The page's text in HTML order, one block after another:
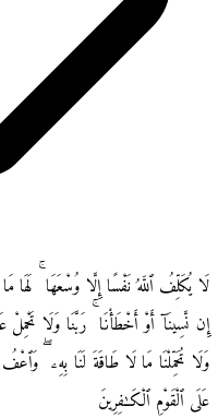
لَا يُكَلِّفُ ٱللَّهُ نَفْسًا إِلَّا وُسْعَهَا
إِن نَّسِينَآ أَوْ أَخْطَأْنَا ۚ رَبَّنَا وَلَا تَحْمِلْ
وَلَا تُحَمِّلْنَا مَا لَا طَاقَةَ لَنَا بِهِۦ
عَلَى ٱلْقَوْمِ ٱلْكَـٰفِرِينَ